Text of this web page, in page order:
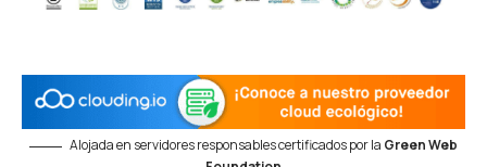
Alojada en servidores responsables certificados por la Green Web